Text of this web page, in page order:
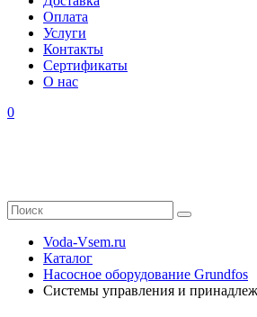
Оплата
Услуги
Контакты
Cертификаты
О нас
0
Voda-Vsem.ru
Каталог
Насосное оборудование Grundfos
Системы управления и